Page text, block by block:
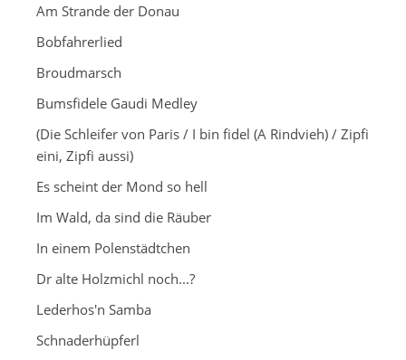
Am Strande der Donau
Bobfahrerlied
Broudmarsch
Bumsfidele Gaudi Medley
(Die Schleifer von Paris / I bin fidel (A Rindvieh) / Zipfi
eini, Zipfi aussi)
Es scheint der Mond so hell
Im Wald, da sind die Räuber
In einem Polenstädtchen
Dr alte Holzmichl noch...?
Lederhos'n Samba
Schnaderhüpferl